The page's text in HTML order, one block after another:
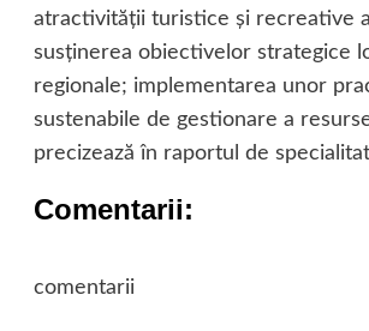
atractivităţii turistice şi recreative
susţinerea obiectivelor strategice
regionale; implementarea unor
sustenabile de gestionare a
precizează în raportul de
Comentarii:
comentarii